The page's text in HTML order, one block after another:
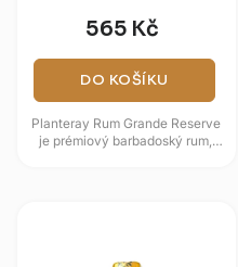
565 Kč
DO KOŠÍKU
Planteray Rum Grande Reserve
je prémiový barbadoský rum,